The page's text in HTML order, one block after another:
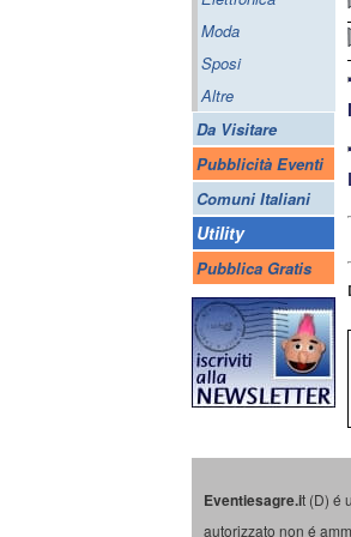
Moda
Sposi
Altre
Da Visitare
Pubblicità Eventi
Comuni Italiani
Utility
Pubblica Gratis
Eventiesagre.it (D) é
autorizzato non é